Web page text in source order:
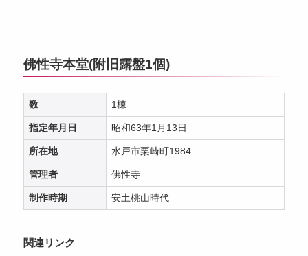
佛性寺本堂(附旧露盤1個)
数 1棟
指定年月日 昭和63年1月13日
所在地 水戸市栗崎町1984
管理者 佛性寺
制作時期 安土桃山時代
関連リンク